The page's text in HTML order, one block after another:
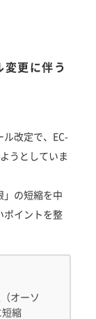
更に伴う
ル改定で、EC-
うとしていま
」の短縮を中
ポイントを整
オーソ
短縮